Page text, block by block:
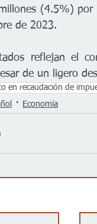
(4.5%)
de 2023.
reflejan el
de un ligero
en recaudación de
Economía